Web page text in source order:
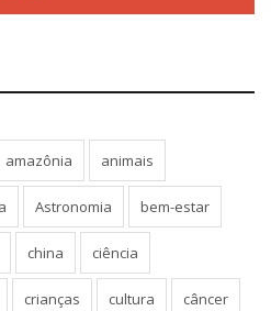
amazônia animais
Astronomia bem-estar
china ciência
crianças cultura câncer